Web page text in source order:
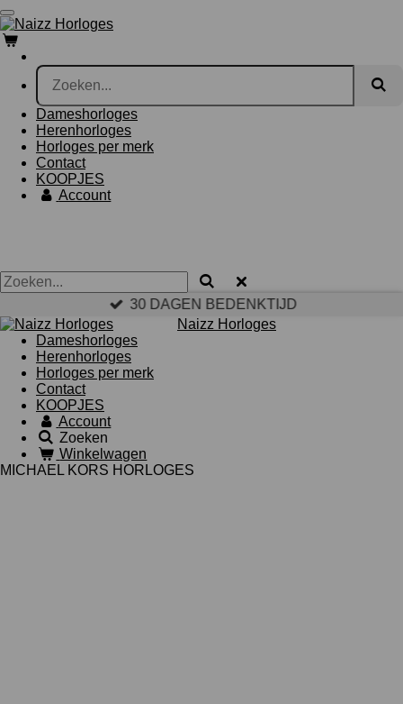
Ga
direct
naar
de
hoofdinhoud
Dameshorloges
Herenhorloges
Horloges per merk
Contact
KOOPJES
Account
30 DAGEN BEDENKTIJD
Naizz Horloges
Dameshorloges
Herenhorloges
Horloges per merk
Contact
KOOPJES
Account
Zoeken
Winkelwagen
MICHAEL KORS HORLOGES